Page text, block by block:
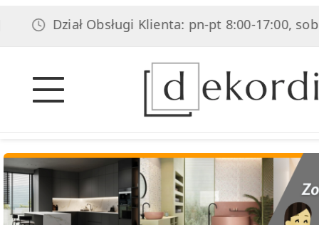
Dział Obsługi Klienta: pn-pt 8:00-17:00, sob 8:00-